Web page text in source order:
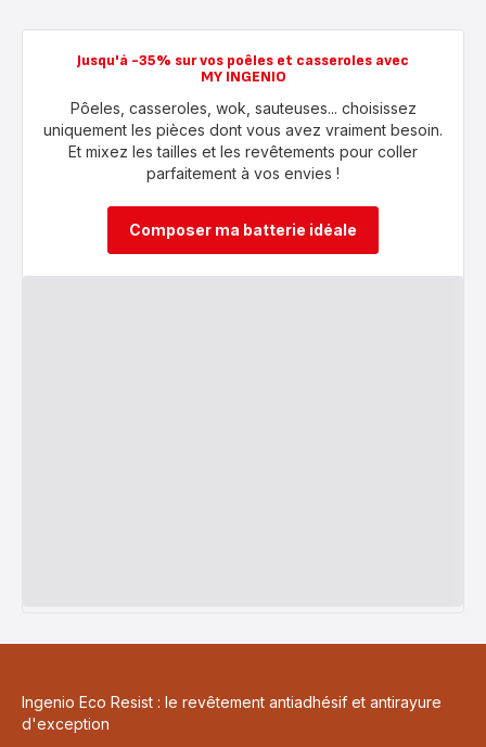
Jusqu'à -35% sur vos poêles et casseroles avec
MY INGENIO
Pôeles, casseroles, wok, sauteuses... choisissez
uniquement les pièces dont vous avez vraiment besoin.
Et mixez les tailles et les revêtements pour coller
parfaitement à vos envies !
Composer ma batterie idéale
Ingenio Eco Resist : le revêtement antiadhésif et antirayure
d'exception